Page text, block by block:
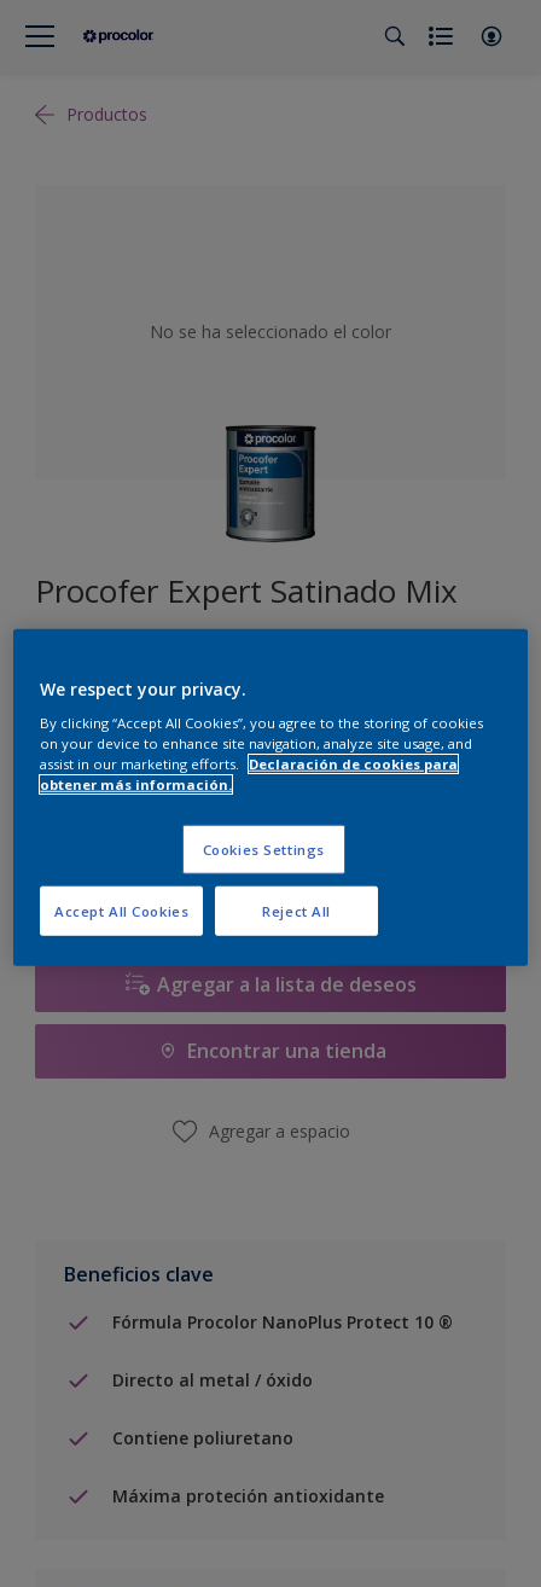
Productos
No se ha seleccionado el color
Procofer Expert Satinado Mix
Seleccionar un color
930 ML
1 L
2.32 L
2.37 L
Calculadora de pintura
Calcular
Agregar a la lista de deseos
Encontrar una tienda
Agregar a espacio
Beneficios clave
Fórmula Procolor NanoPlus Protect 10 ®
Directo al metal / óxido
Contiene poliuretano
Máxima proteción antioxidante
We respect your privacy.
By clicking “Accept All Cookies”, you agree to the storing of cookies
on your device to enhance site navigation, analyze site usage, and
assist in our marketing efforts.
Declaración de cookies para
obtener más información.
Cookies Settings
Reject All
Accept All Cookies